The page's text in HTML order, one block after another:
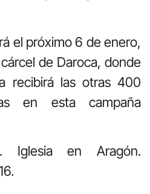
el próximo 6 de enero,
de Daroca, donde
recibirá las otras 400
en esta campaña
Iglesia en Aragón.